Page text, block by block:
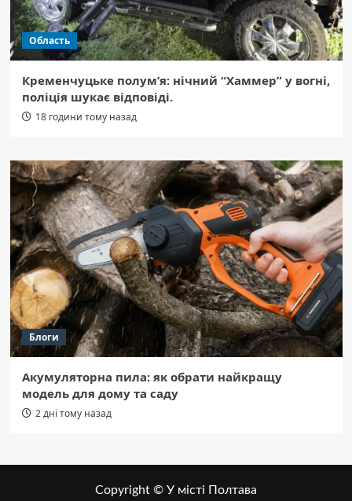
Область
Кременчуцьке полум’я: нічний “Хаммер” у вогні,
поліція шукає відповіді.
18 години тому назад
Блоги
Акумуляторна пила: як обрати найкращу
модель для дому та саду
2 дні тому назад
Copyright © У місті Полтава